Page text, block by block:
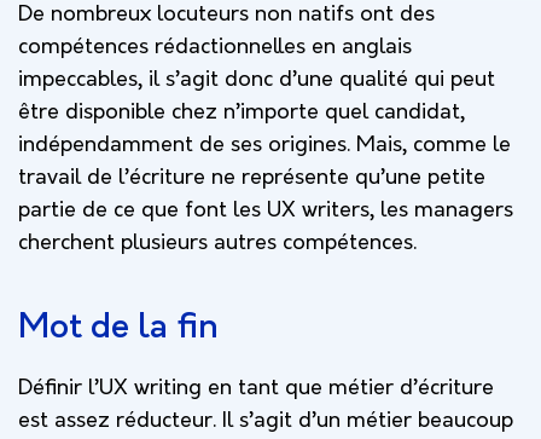
De nombreux locuteurs non natifs ont des
compétences rédactionnelles en anglais
impeccables, il s’agit donc d’une qualité qui peut
être disponible chez n’importe quel candidat,
indépendamment de ses origines. Mais, comme le
travail de l’écriture ne représente qu’une petite
partie de ce que font les UX writers, les managers
cherchent plusieurs autres compétences.
Mot de la fin
Définir l’UX writing en tant que métier d’écriture
est assez réducteur. Il s’agit d’un métier beaucoup